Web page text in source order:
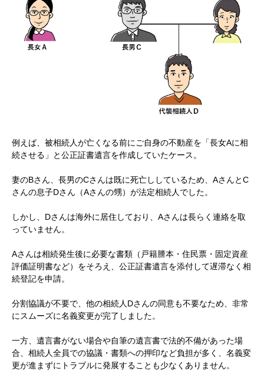
例えば、被相続人が亡くなる前にご自身の不動産を「長女Aに相
続させる」と公正証書遺言を作成していたケース。
妻のBさん、長男のCさんは既に死亡ししているため、AさんとC
さんの息子Dさん（Aさんの甥）が法定相続人でした。
しかし、Dさんは海外に居住しており、Aさんは長らく連絡を取
っていません。
Aさんは相続発生後に必要な書類（戸籍謄本・住民票・固定資産
評価証明書など）をそろえ、公正証書遺言を添付して遅滞なく相
続登記を申請。
分割協議が不要で、他の相続人Dさんの同意も不要なため、非常
にスムーズに名義変更が完了しました。
一方、遺言書がない場合や自筆の遺言書で法的不備があった場
合、相続人全員での協議・書類への押印など負担が多く、名義変
更が進まずにトラブルに発展することも少なくありません。